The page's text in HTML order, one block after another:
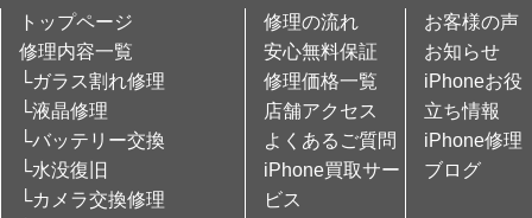
トップページ
修理内容一覧
└ガラス割れ修理
└液晶修理
└バッテリー交換
└水没復旧
└カメラ交換修理
修理の流れ
安心無料保証
修理価格一覧
店舗アクセス
よくあるご質問
iPhone買取サー
ビス
お客様の声
お知らせ
iPhoneお役
立ち情報
iPhone修理
ブログ